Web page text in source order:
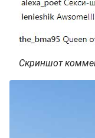
Скриншот